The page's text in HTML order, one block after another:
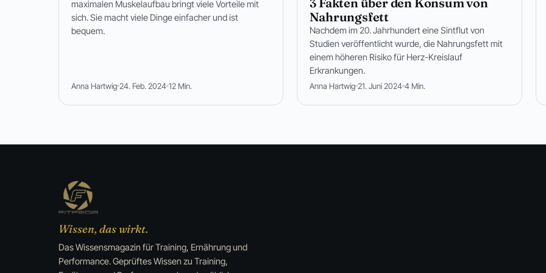
maximalen Muskelaufbau bringt viele Vorteile mit
sich. Sie macht viele Dinge einfacher und ist
bequem.
Anna Hartwig 24. Feb. 2024 12 Min.
Nahrungsfett
Nachdem im 20. Jahrhundert eine Sintflut von
Studien veröffentlicht wurde, die Nahrungsfett mit
einem höheren Risiko für Herz-Kreislauf
Erkrankungen.
Anna Hartwig 21. Juni 2024 4 Min.
Wissen, das wirkt.
Das Wissensmagazin für Training, Ernährung und
Performance. Geprüftes Wissen zu Training,